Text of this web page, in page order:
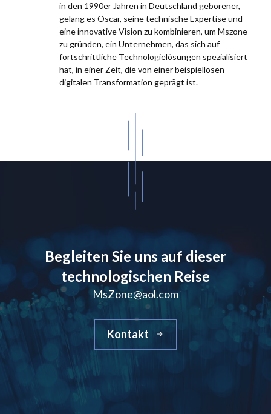
in den 1990er Jahren in Deutschland geborener,
gelang es Oscar, seine technische Expertise und
eine innovative Vision zu kombinieren, um Mszone
zu gründen, ein Unternehmen, das sich auf
fortschrittliche Technologielösungen spezialisiert
hat, in einer Zeit, die von einer beispiellosen
digitalen Transformation geprägt ist.
Begleiten Sie uns auf dieser
technologischen Reise
MsZone@aol.com
Kontakt